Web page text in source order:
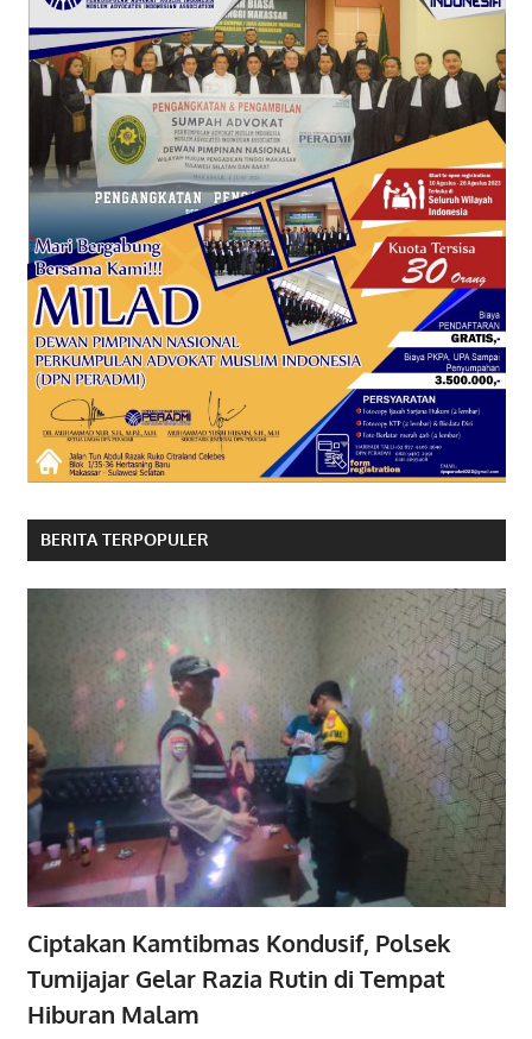
BERITA TERPOPULER
Ciptakan Kamtibmas Kondusif, Polsek
Tumijajar Gelar Razia Rutin di Tempat
Hiburan Malam